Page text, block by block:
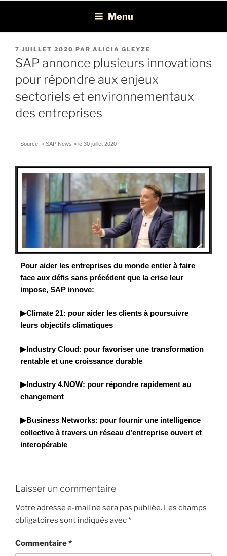
Léon Recrutement
EPM et Consolidation/Reporting
Menu
7 JUILLET 2020 PAR ALICIA GLEYZE
SAP annonce plusieurs innovations
pour répondre aux enjeux
sectoriels et environnementaux
des entreprises
Source: « SAP News » le 30 juillet 2020
Pour aider les entreprises du monde entier à faire
face aux défis sans précédent que la crise leur
impose, SAP innove:
▶Climate 21: pour aider les clients à poursuivre
leurs objectifs climatiques
▶Industry Cloud: pour favoriser une transformation
rentable et une croissance durable
▶Industry 4.NOW: pour répondre rapidement au
changement
▶Business Networks: pour fournir une intelligence
collective à travers un réseau d’entreprise ouvert et
interopérable
Laisser un commentaire
Votre adresse e-mail ne sera pas publiée. Les champs
obligatoires sont indiqués avec*
Commentaire*